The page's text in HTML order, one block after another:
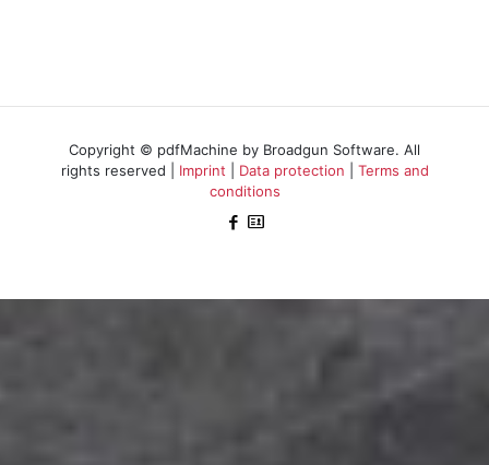
Copyright © pdfMachine by Broadgun Software. All
rights reserved | Imprint Data protection
Terms and
conditions